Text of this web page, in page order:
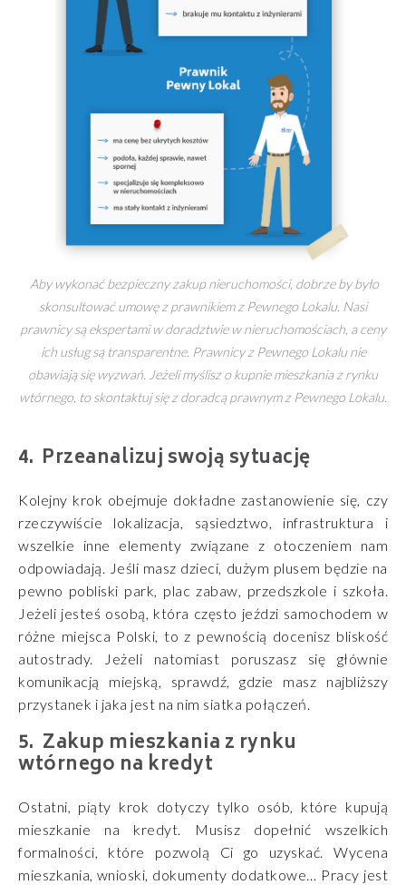
Aby wykonać bezpieczny zakup nieruchomości, dobrze by było
skonsultować umowę z prawnikiem z Pewnego Lokalu. Nasi
prawnicy są ekspertami w doradztwie w nieruchomościach, a ceny
ich usług są transparentne. Prawnicy z Pewnego Lokalu nie
obawiają się wyzwań. Jeżeli myślisz o kupnie mieszkania z rynku
wtórnego, to skontaktuj się z doradcą prawnym z Pewnego Lokalu.
Przeanalizuj swoją sytuację
Kolejny krok obejmuje dokładne zastanowienie się, czy
rzeczywiście lokalizacja, sąsiedztwo, infrastruktura i
wszelkie inne elementy związane z otoczeniem nam
odpowiadają. Jeśli masz dzieci, dużym plusem będzie na
pewno pobliski park, plac zabaw, przedszkole i szkoła.
Jeżeli jesteś osobą, która często jeździ samochodem w
różne miejsca Polski, to z pewnością docenisz bliskość
autostrady. Jeżeli natomiast poruszasz się głównie
komunikacją miejską, sprawdź, gdzie masz najbliższy
przystanek i jaka jest na nim siatka połączeń.
Zakup mieszkania z rynku
wtórnego na kredyt
Ostatni, piąty krok dotyczy tylko osób, które kupują
mieszkanie na kredyt. Musisz dopełnić wszelkich
formalności, które pozwolą Ci go uzyskać. Wycena
mieszkania, wnioski, dokumenty dodatkowe… Pracy jest